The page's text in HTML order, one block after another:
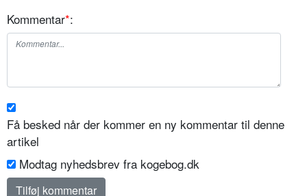
Kommentar*:
Få besked når der kommer en ny kommentar til denne
artikel
Modtag nyhedsbrev fra kogebog.dk